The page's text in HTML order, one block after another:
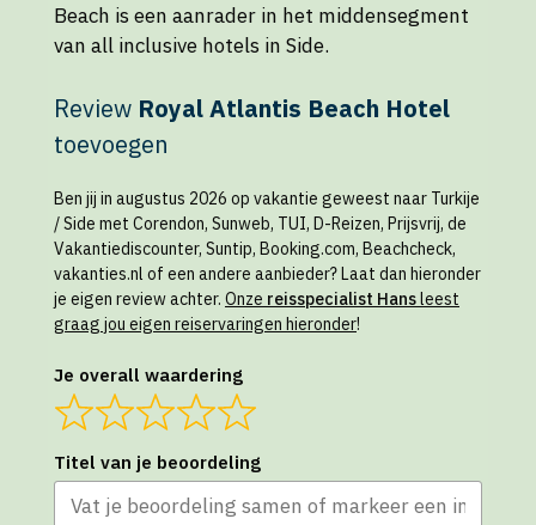
Beach is een aanrader in het middensegment
van all inclusive hotels in Side.
Review Royal Atlantis Beach Hotel
toevoegen
Ben jij in augustus 2026 op vakantie geweest naar Turkije
/ Side met Corendon, Sunweb, TUI, D-Reizen, Prijsvrij, de
Vakantiediscounter, Suntip, Booking.com, Beachcheck,
vakanties.nl of een andere aanbieder? Laat dan hieronder
je eigen review achter. Onze reisspecialist Hansleest
graag jou eigen reiservaringen hieronder!
Je overall waardering
Titel van je beoordeling